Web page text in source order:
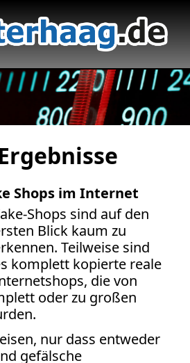
Shops im Internet
Shops sind auf den
Blick kaum zu
Teilweise sind
komplett kopierte reale
die von
oder zu großen
nur dass entweder
gefälsche